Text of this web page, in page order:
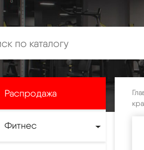
Распродажа
Фитнес